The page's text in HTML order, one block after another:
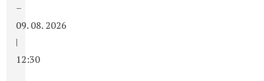
–
09. 08. 2026
|
12:30